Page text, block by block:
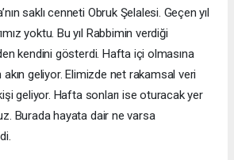
saklı cenneti Obruk Şelalesi. Geçen yıl
yoktu. Bu yıl Rabbimin verdiği
kendini gösterdi. Hafta içi olmasına
geliyor. Elimizde net rakamsal veri
geliyor. Hafta sonları ise oturacak yer
Burada hayata dair ne varsa